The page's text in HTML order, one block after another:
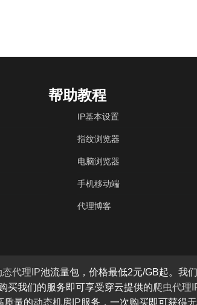
帮助教程
IP基本设置
指纹浏览器
电脑浏览器
手机移动端
代理博客
态代理IP池流量包，价格最低2元/GB起。我
买我们的服务即可享受穿云提供的爬虫代理
质量的动态机房IP服务，一次购买即可获得